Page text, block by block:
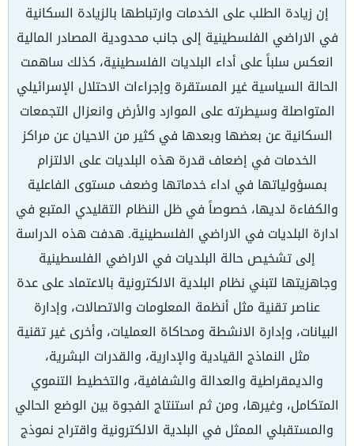
إن زيادة الطلب على الخدمات وارتباطها بالزيادة السكانية
في الاراضي الفلسطينية إلى جانب محدودية المصادر المالية
انعكس سلباً على أداء البلديات الفلسطينية، كذلك ساهمت
الحالة السياسية غير المستقرة وإجراءات الاحتلال الإسرائيلي
المتواصلة وسيطرته على الموارد والأرض وانعزال التجمعات
السكانية عن بعضها وبعدها في كثير من الاحيان عن مراكز
الخدمات في إضعاف قدرة هذه البلديات على الالتزام
بمسؤولياتها في اداء خدماتها وضعف مستوى الفاعلية
والكفاءة لديها، خصوصاً في ظل النظام التقليدي المتبع في
ادارة البلديات في الاراضي الفلسطينية. هدفت هذه الدراسة
إلى تشخيص حالة البلديات في الاراضي الفلسطينية
وجاهزيتها لتبني نظام البلدية الالكترونية بالاعتماد على عدة
عناصر تقنية مثل أنظمة المعلومات والاتصالات، وإدارة
البيانات، وإدارة الانشطة ومحاكاة العمليات، وأخرى غير تقنية
مثل النماذج القيادية والإدارية، والقدرات البشرية،
والديمقراطية والعدالة والشفافية، والتخطيط التنموي
المتكامل، وغيرها، ومن ثم استنتاج الفجوة بين الوضع الحالي
والمستقبلي الممثل في البلدية الالكترونية واقتراح نموذج